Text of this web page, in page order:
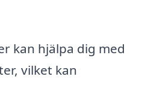
kan hjälpa dig med
vilket kan